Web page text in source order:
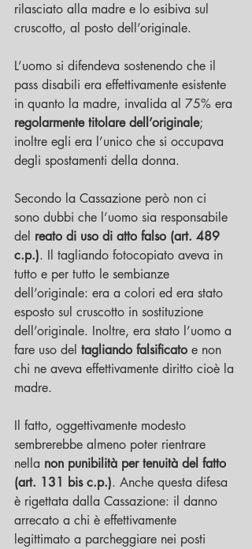
rilasciato alla madre e lo esibiva sul
cruscotto, al posto dell’originale.
L’uomo si difendeva sostenendo che il
pass disabili era effettivamente esistente
in quanto la madre, invalida al 75% era
regolarmente titolare dell’originale;
inoltre egli era l’unico che si occupava
degli spostamenti della donna.
Secondo la Cassazione però non ci
sono dubbi che l’uomo sia responsabile
del reato di uso di atto falso (art. 489
c.p.). Il tagliando fotocopiato aveva in
tutto e per tutto le sembianze
dell’originale: era a colori ed era stato
esposto sul cruscotto in sostituzione
dell’originale. Inoltre, era stato l’uomo a
fare uso del tagliando falsificato e non
chi ne aveva effettivamente diritto cioè la
madre.
Il fatto, oggettivamente modesto
sembrerebbe almeno poter rientrare
nella non punibilità per tenuità del fatto
(art. 131 bis c.p.). Anche questa difesa
è rigettata dalla Cassazione: il danno
arrecato a chi è effettivamente
legittimato a parcheggiare nei posti